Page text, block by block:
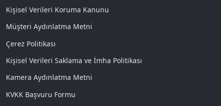
Kişisel Verileri Koruma Kanunu
Müşteri Aydınlatma Metni
Çerez Politikası
Kişisel Verileri Saklama ve İmha Politikası
Kamera Aydınlatma Metni
KVKK Başvuru Formu